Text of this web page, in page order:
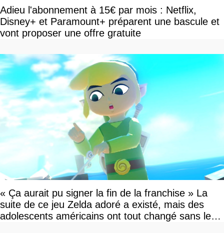
Adieu l'abonnement à 15€ par mois : Netflix,
Disney+ et Paramount+ préparent une bascule et
vont proposer une offre gratuite
« Ça aurait pu signer la fin de la franchise » La
suite de ce jeu Zelda adoré a existé, mais des
adolescents américains ont tout changé sans le